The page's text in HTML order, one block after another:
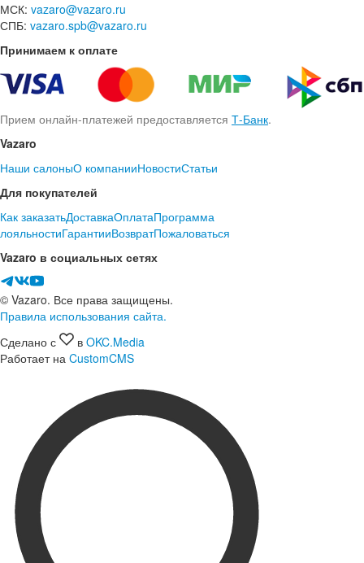
МСК: vazaro@vazaro.ru
СПБ: vazaro.spb@vazaro.ru
Принимаем к оплате
Прием онлайн-платежей предоставляется Т-Банк.
Vazaro
Наши салоныО компанииНовостиСтатьи
Для покупателей
Как заказатьДоставкаОплатаПрограмма
лояльностиГарантииВозвратПожаловаться
Vazaro в социальных сетях
© Vazaro. Все права защищены.
Правила использования сайта.
Сделано с
в OKC.Media
Работает на CustomCMS